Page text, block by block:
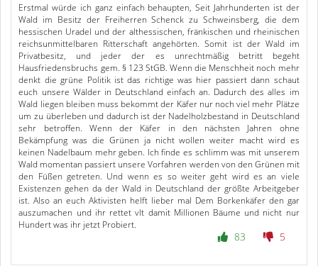
Erstmal würde ich ganz einfach behaupten, Seit Jahrhunderten ist der
Wald im Besitz der Freiherren Schenck zu Schweinsberg, die dem
hessischen Uradel und der althessischen, fränkischen und rheinischen
reichsunmittelbaren Ritterschaft angehörten. Somit ist der Wald im
Privatbesitz, und jeder der es unrechtmäßig betritt begeht
Hausfriedensbruchs gem. § 123 StGB. Wenn die Menschheit noch mehr
denkt die grüne Politik ist das richtige was hier passiert dann schaut
euch unsere Wälder in Deutschland einfach an. Dadurch des alles im
Wald liegen bleiben muss bekommt der Käfer nur noch viel mehr Plätze
um zu überleben und dadurch ist der Nadelholzbestand in Deutschland
sehr betroffen. Wenn der Käfer in den nächsten Jahren ohne
Bekämpfung was die Grünen ja nicht wollen weiter macht wird es
keinen Nadelbaum mehr geben. Ich finde es schlimm was mit unserem
Wald momentan passiert unsere Vorfahren werden von den Grünen mit
den Füßen getreten. Und wenn es so weiter geht wird es an viele
Existenzen gehen da der Wald in Deutschland der größte Arbeitgeber
ist. Also an euch Aktivisten helft lieber mal Dem Borkenkäfer den gar
auszumachen und ihr rettet vlt damit Millionen Bäume und nicht nur
Hundert was ihr jetzt Probiert.
83 5